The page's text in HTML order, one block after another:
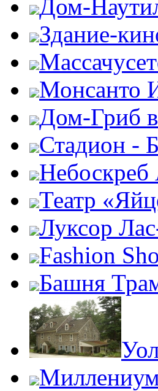
Дом-
Здание-
Монсанто
Дом-Гриб
Стадион -
Небоскреб
Театр
Луксор
Fashion
Башня